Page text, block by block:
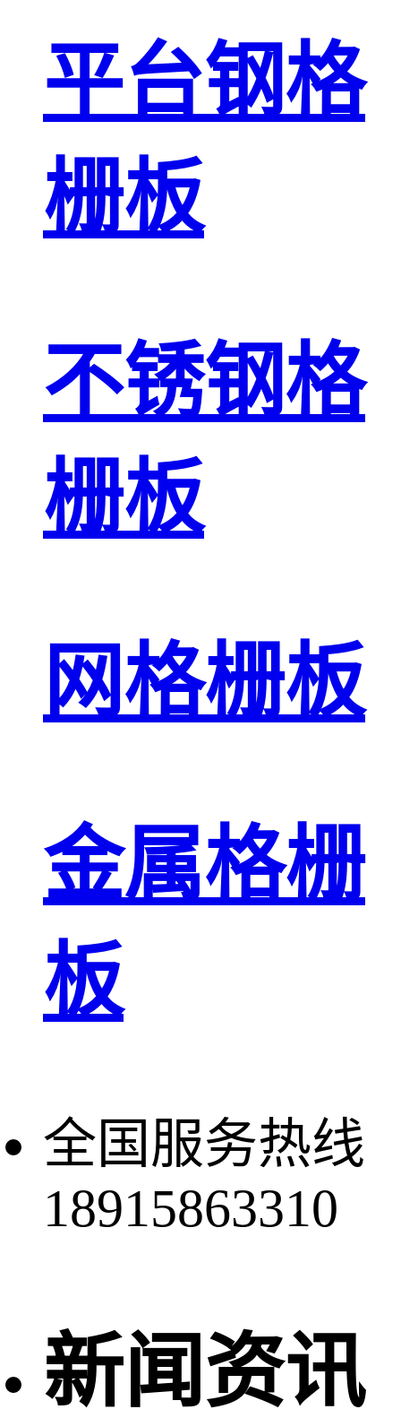
平台钢格
栅板
不锈钢格
栅板
网格栅板
金属格栅
板
全国服务热线
18915863310
新闻资讯